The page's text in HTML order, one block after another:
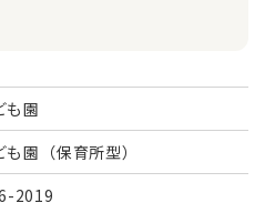
も園
園（保育所型）
2019